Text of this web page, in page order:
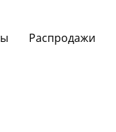
Распродажи